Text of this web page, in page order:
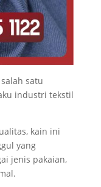
satu
industri tekstil
kain ini
yang
jenis pakaian,